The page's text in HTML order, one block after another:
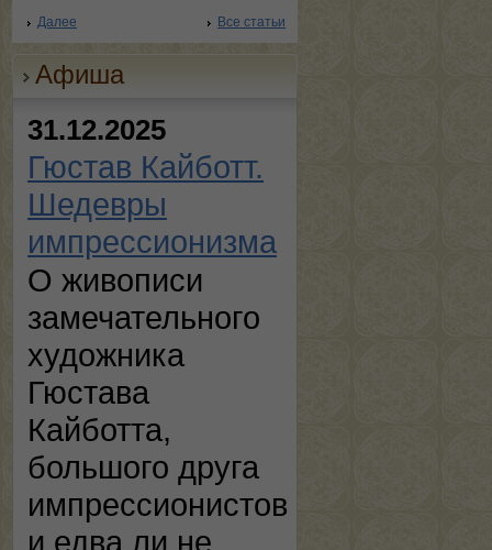
Далее Все статьи
Афиша
31.12.2025
Гюстав Кайботт.
Шедевры
импрессионизма
О живописи
замечательного
художника
Гюстава
Кайботта,
большого друга
импрессионистов
и едва ли не